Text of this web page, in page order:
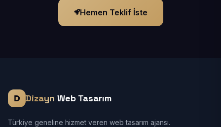
Hemen Teklif İste
Dizayn Web Tasarım
Türkiye geneline hizmet veren web tasarım ajansı.